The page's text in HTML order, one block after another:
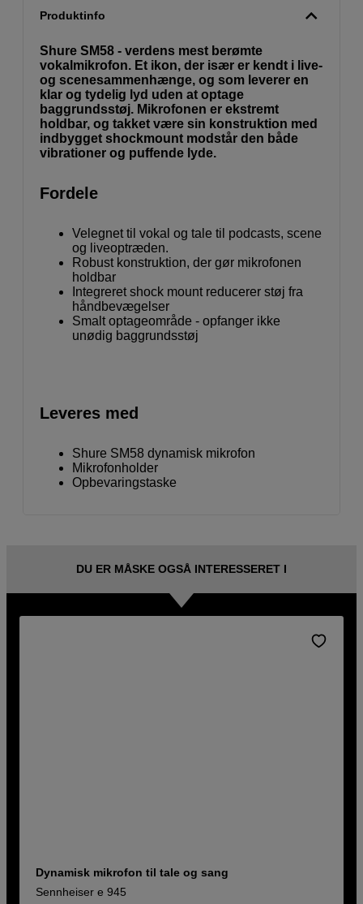
Produktinfo
Shure SM58 - verdens mest berømte
vokalmikrofon. Et ikon, der især er kendt i live-
og scenesammenhænge, og som leverer en
klar og tydelig lyd uden at optage
baggrundsstøj. Mikrofonen er ekstremt
holdbar, og takket være sin konstruktion med
indbygget shockmount modstår den både
vibrationer og puffende lyde.
Fordele
Velegnet til vokal og tale til podcasts, scene
og liveoptræden.
Robust konstruktion, der gør mikrofonen
holdbar
Integreret shock mount reducerer støj fra
håndbevægelser
Smalt optageområde - opfanger ikke
unødig baggrundsstøj
Leveres med
Shure SM58 dynamisk mikrofon
Mikrofonholder
Opbevaringstaske
DU ER MÅSKE OGSÅ INTERESSERET I
Dynamisk mikrofon til tale og sang
Sennheiser e 945